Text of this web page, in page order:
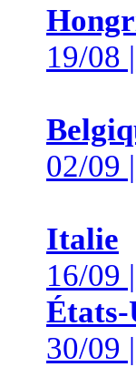
19/08
02/09
Italie
16/09
États-
30/09